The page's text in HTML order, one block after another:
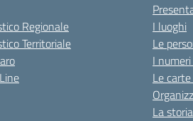
Regionale
Territoriale
I luoghi
Le
I
Le
La storia